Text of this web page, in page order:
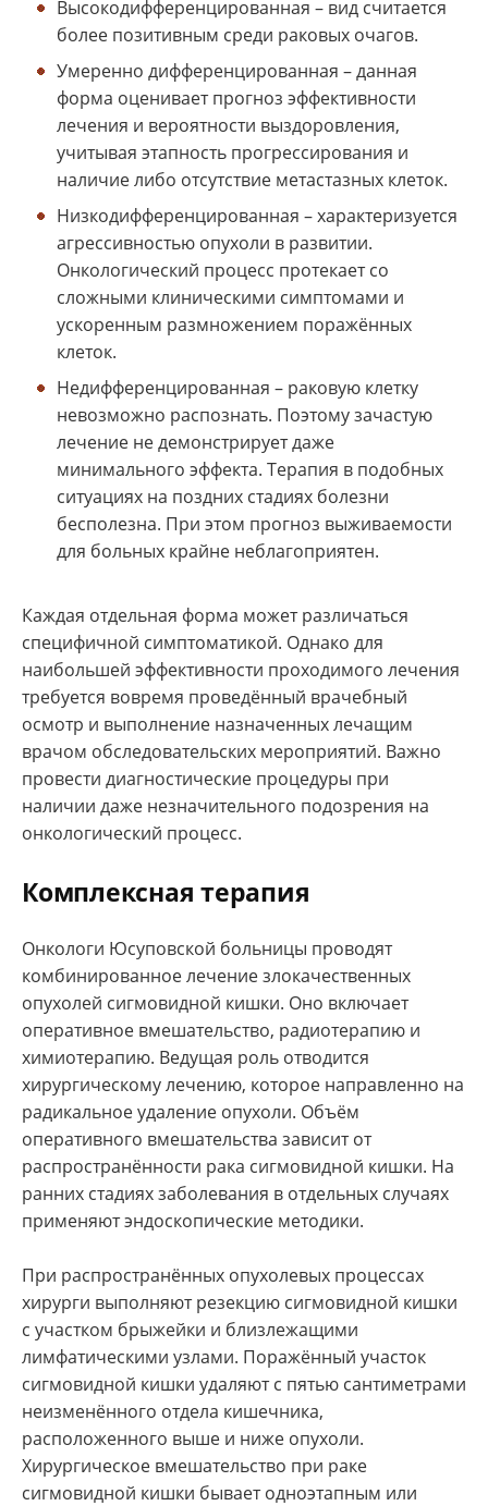
Высокодифференцированная – вид считается
более позитивным среди раковых очагов.
Умеренно дифференцированная – данная
форма оценивает прогноз эффективности
лечения и вероятности выздоровления,
учитывая этапность прогрессирования и
наличие либо отсутствие метастазных клеток.
Низкодифференцированная – характеризуется
агрессивностью опухоли в развитии.
Онкологический процесс протекает со
сложными клиническими симптомами и
ускоренным размножением поражённых
клеток.
Недифференцированная – раковую клетку
невозможно распознать. Поэтому зачастую
лечение не демонстрирует даже
минимального эффекта. Терапия в подобных
ситуациях на поздних стадиях болезни
бесполезна. При этом прогноз выживаемости
для больных крайне неблагоприятен.
Каждая отдельная форма может различаться
специфичной симптоматикой. Однако для
наибольшей эффективности проходимого лечения
требуется вовремя проведённый врачебный
осмотр и выполнение назначенных лечащим
врачом обследовательских мероприятий. Важно
провести диагностические процедуры при
наличии даже незначительного подозрения на
онкологический процесс.
Комплексная терапия
Онкологи Юсуповской больницы проводят
комбинированное лечение злокачественных
опухолей сигмовидной кишки. Оно включает
оперативное вмешательство, радиотерапию и
химиотерапию. Ведущая роль отводится
хирургическому лечению, которое направленно на
радикальное удаление опухоли. Объём
оперативного вмешательства зависит от
распространённости рака сигмовидной кишки. На
ранних стадиях заболевания в отдельных случаях
применяют эндоскопические методики.
При распространённых опухолевых процессах
хирурги выполняют резекцию сигмовидной кишки
с участком брыжейки и близлежащими
лимфатическими узлами. Поражённый участок
сигмовидной кишки удаляют с пятью сантиметрами
неизменённого отдела кишечника,
расположенного выше и ниже опухоли.
Хирургическое вмешательство при раке
сигмовидной кишки бывает одноэтапным или